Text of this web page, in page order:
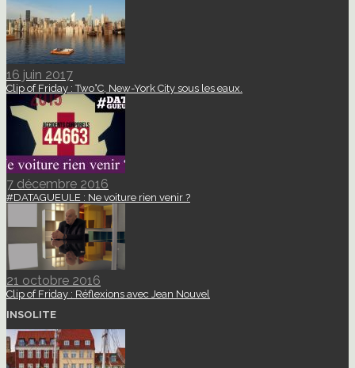
16 juin 2017
Clip of Friday : Two°C, New-York City sous les eaux.
7 décembre 2016
#DATAGUEULE : Ne voiture rien venir ?
21 octobre 2016
Clip of Friday : Réflexions avec Jean Nouvel
INSOLITE